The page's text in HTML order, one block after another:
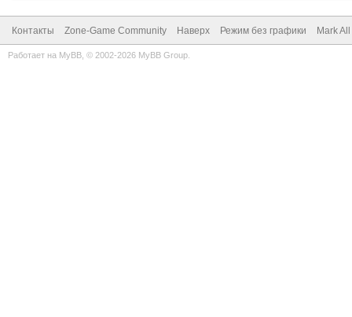
Контакты Zone-Game Community Наверх Режим без графики Mark
Работает на MyBB , © 2002-2026 MyBB Group